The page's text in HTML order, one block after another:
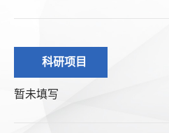
科研项目
暂未填写